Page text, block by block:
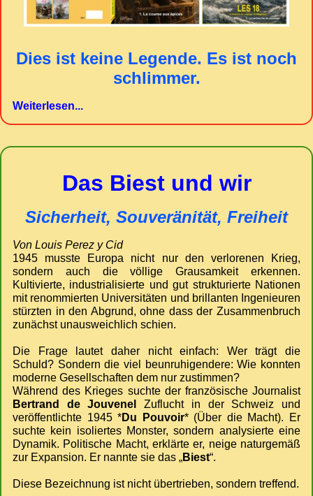
Dies ist keine Legende. Es ist noch
schlimmer.
Weiterlesen...
Das Biest und wir
Sicherheit, Souveränität, Freiheit
Von Louis Perez y Cid
1945 musste Europa nicht nur den verlorenen Krieg,
sondern auch die völlige Grausamkeit erkennen.
Kultivierte, industrialisierte und gut strukturierte Nationen
mit renommierten Universitäten und brillanten Ingenieuren
stürzten in den Abgrund, ohne dass der Zusammenbruch
zunächst unausweichlich schien.
Die Frage lautet daher nicht einfach: Wer trägt die
Schuld? Sondern die viel beunruhigendere: Wie konnten
moderne Gesellschaften dem nur zustimmen?
Während des Krieges suchte der französische Journalist
Bertrand de Jouvenel
Zuflucht in der Schweiz und
veröffentlichte 1945 *Du Pouvoir* (Über die Macht). Er
suchte kein isoliertes Monster, sondern analysierte eine
Dynamik. Politische Macht, erklärte er, neige naturgemäß
zur Expansion. Er nannte sie das „Biest“.
Diese Bezeichnung ist nicht übertrieben, sondern treffend.